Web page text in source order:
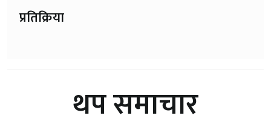
प्रतिक्रिया
थप समाचार